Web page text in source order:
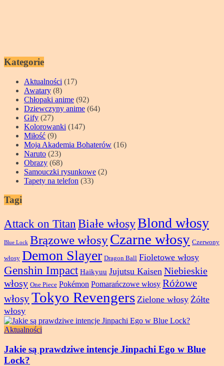
Kategorie
Aktualności (17)
Awatary (8)
Chłopaki anime (92)
Dziewczyny anime (64)
Gify (27)
Kolorowanki (147)
Miłość (9)
Moja Akademia Bohaterów (16)
Naruto (23)
Obrazy (68)
Samouczki rysunkowe (2)
Tapety na telefon (33)
Tagi
Attack on Titan Białe włosyBlond włosy
Blue Lock Brązowe włosyCzarne włosy Czerwony
włosy Demon Slayer Dragon Ball Fioletowe włosy
Genshin Impact Haikyuu Jujutsu Kaisen Niebieskie
włosy One Piece Pokémon Pomarańczowe włosy Różowe
włosyTokyo Revengers Zielone włosy Żółte
włosy
Aktualności
Jakie są prawdziwe intencje Jinpachi Ego w Blue
Lock?